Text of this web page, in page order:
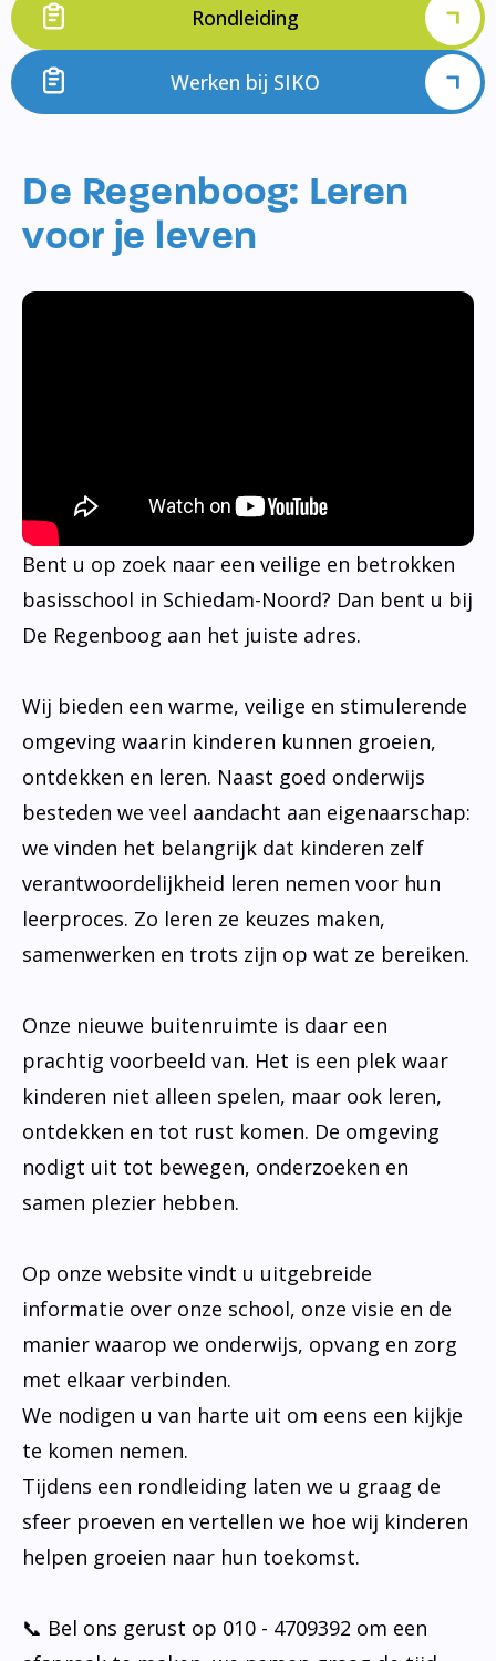
Rondleiding
Werken bij SIKO
De Regenboog: Leren
voor je leven
Bent u op zoek naar een veilige en betrokken
basisschool in Schiedam-Noord? Dan bent u bij
De Regenboog aan het juiste adres.
Wij bieden een warme, veilige en stimulerende
omgeving waarin kinderen kunnen groeien,
ontdekken en leren. Naast goed onderwijs
besteden we veel aandacht aan eigenaarschap:
we vinden het belangrijk dat kinderen zelf
verantwoordelijkheid leren nemen voor hun
leerproces. Zo leren ze keuzes maken,
samenwerken en trots zijn op wat ze bereiken.
Onze nieuwe buitenruimte is daar een
prachtig voorbeeld van. Het is een plek waar
kinderen niet alleen spelen, maar ook leren,
ontdekken en tot rust komen. De omgeving
nodigt uit tot bewegen, onderzoeken en
samen plezier hebben.
Op onze website vindt u uitgebreide
informatie over onze school, onze visie en de
manier waarop we onderwijs, opvang en zorg
met elkaar verbinden.
We nodigen u van harte uit om eens een kijkje
te komen nemen.
Tijdens een rondleiding laten we u graag de
sfeer proeven en vertellen we hoe wij kinderen
helpen groeien naar hun toekomst.
📞 Bel ons gerust op 010 - 4709392 om een